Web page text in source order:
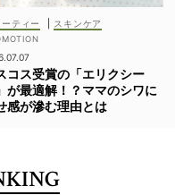
ーティー スキンケア
コス受賞の「エリクシー
が最適解！？ママのシワに
感が滲む理由とは